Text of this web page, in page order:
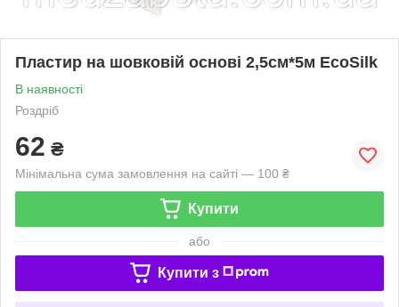
Пластир на шовковій основі 2,5см*5м EcoSilk
В наявності
Роздріб
62 ₴
Мінімальна сума замовлення на сайті — 100 ₴
Купити
або
Купити з